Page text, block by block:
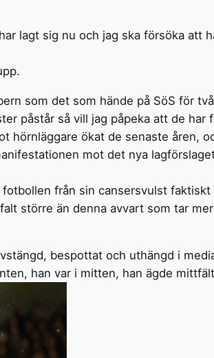
lagt sig nu och jag ska försöka
som det som hände på SöS för
påstår så vill jag påpeka att de har
hörnläggare ökat de senaste åren,
mot det nya
från sin cansersvulst
större än denna avvart som tar
bespottat och uthängd i
han var i mitten, han ägde